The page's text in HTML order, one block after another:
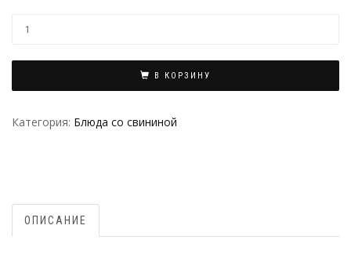
В КОРЗИНУ
Категория: Блюда со свининой
ОПИСАНИЕ